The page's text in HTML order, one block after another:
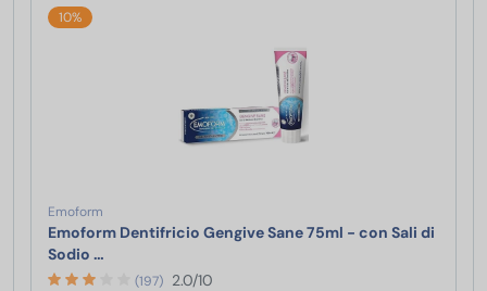
10%
Emoform
Emoform Dentifricio Gengive Sane 75ml - con Sali di
Sodio …
(197) 2.0/10